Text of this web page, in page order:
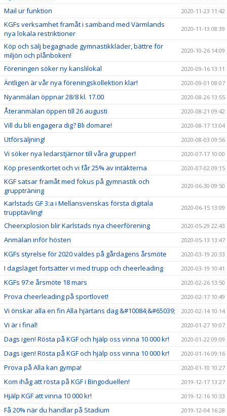
Mail ur funktion 2020-11-23 11:42
KGFs verksamhet framåt i samband med Värmlands
nya lokala restriktioner
2020-11-13 08:39
Köp och sälj begagnade gymnastikkläder, bättre för
miljön och plånboken!
2020-10-26 14:09
Föreningen söker ny kanslilokal 2020-09-16 13:11
Äntligen är vår nya föreningskollektion klar! 2020-09-01 08:07
Nyanmälan öppnar 28/8 kl. 17.00 2020-08-26 13:55
Återanmälan öppen till 26 augusti 2020-08-21 09:42
Vill du bli engagera dig? Bli domare! 2020-08-17 13:04
Utförsäljning! 2020-08-03 09:56
Vi söker nya ledarstjärnor till våra grupper! 2020-07-17 10:00
Köp presentkortet och vi får 25% av intäkterna 2020-07-02 09:15
KGF satsar framåt med fokus på gymnastik och
gruppträning
2020-06-30 09:50
Karlstads GF 3:a i Mellansvenskas första digitala
trupptävling!
2020-06-15 13:09
Cheerxplosion blir Karlstads nya cheerförening 2020-05-29 22:43
Anmälan inför hösten 2020-05-13 13:47
KGFs styrelse för 2020 valdes på gårdagens årsmöte 2020-03-19 20:33
I dagsläget fortsätter vi med trupp och cheerleading 2020-03-19 10:41
KGFs 97:e årsmöte 18 mars 2020-02-26 13:50
Prova cheerleading på sportlovet! 2020-02-17 10:49
Vi önskar alla en fin Alla hjärtans dag &#10084;&#65039; 2020-02-14 10:14
Vi är i final! 2020-01-27 10:07
Dags igen! Rösta på KGF och hjälp oss vinna 10 000 kr! 2020-01-22 09:09
Dags igen! Rösta på KGF och hjälp oss vinna 10 000 kr! 2020-01-16 09:16
Prova på Alla kan gympa! 2020-01-10 10:27
Kom ihåg att rösta på KGF i Bingoduellen! 2019-12-17 13:27
Hjälp KGF att vinna 10 000 kr! 2019-12-16 10:33
Få 20% när du handlar på Stadium 2019-12-04 16:28